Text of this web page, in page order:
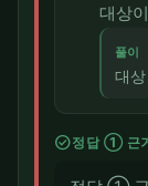
대상
풀이
대
check_circle정답 ① 근